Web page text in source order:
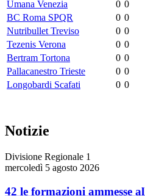
Umana Venezia 0 0
BC Roma SPQR
0 0
Nutribullet Treviso
0 0
Tezenis Verona
0 0
Bertram Tortona
0 0
Pallacanestro Trieste
0 0
Longobardi Scafati
0 0
Notizie
Divisione Regionale 1
mercoledì 5 agosto 2026
42 le formazioni ammesse